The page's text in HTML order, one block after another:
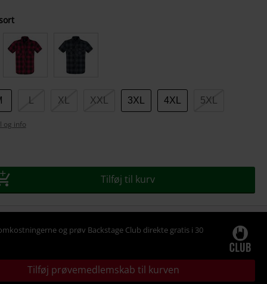
XL XXL 3XL 4XL 5XL
og info
Tilføj til kurv
og prøv Backstage Club direkte gratis i 30
Tilføj prøvemedlemskab til kurven